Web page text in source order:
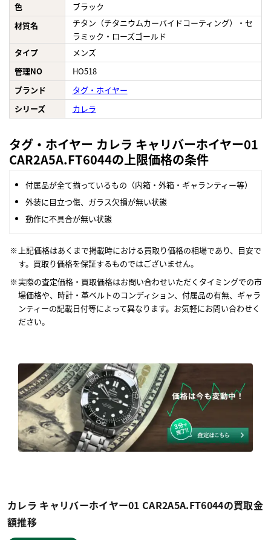
色
ブラック
材質名
チタン（チタニウムカーバイドコーティング）・セ
ラミック・ローズゴールド
タイプ
メンズ
管理NO
HO518
ブランド
タグ・ホイヤー
シリーズ
カレラ
タグ・ホイヤー カレラ キャリバーホイヤー01
CAR2A5A.FT6044の上限価格の条件
付属品が全て揃っているもの（内箱・外箱・ギャランティー等）
外装に目立つ傷、ガラス欠損が無い状態
動作に不具合が無い状態
上記価格はあくまで掲載時における買取り価格の相場であり、目安で
す。買取り価格を保証するものではございません。
実際の査定価格・買取価格はお問い合わせいただくタイミングでの市
場価格や、時計・革ベルトのコンディション、付属品の有無、ギャラ
ンティーの記載日付等によって異なります。お気軽にお問い合わせく
ださい。
カレラ キャリバーホイヤー01 CAR2A5A.FT6044の買取金
額推移